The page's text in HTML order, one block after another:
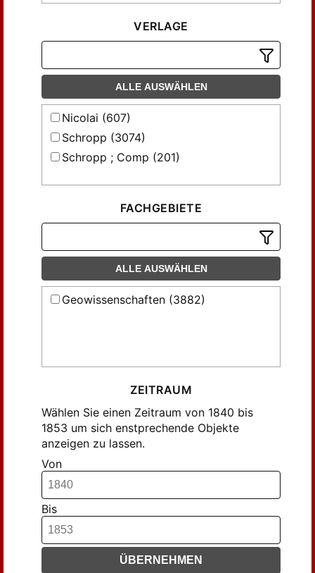
Canstein v. (5)
Cumprecht (15)
Dechen, H. v. (35)
Dieterici (34)
Dove (35)
Ebel (8)
Eckenbrecher, G. v. (6)
Ehrenberg (52)
Engelhardt (15)
Erbkamm (29)
Erman, A. (12)
Friccius (17)
Friedlaender (6)
Gadow (6)
Gumprecht (207)
Holzapfel (6)
Julius (12)
Klenze (6)
Klöden jun., A. (29)
Koch (34)
Koeler, Hermann (29)
Lehmann (9)
VERLAGE
ALLE AUSWÄHLEN
Nicolai (607)
Schropp (3074)
Schropp ; Comp (201)
FACHGEBIETE
ALLE AUSWÄHLEN
Geowissenschaften (3882)
ZEITRAUM
Wählen Sie einen Zeitraum von 1840 bis
1853 um sich enstprechende Objekte
anzeigen zu lassen.
Von
Bis
ÜBERNEHMEN